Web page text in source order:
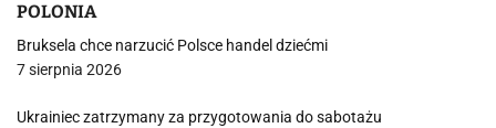
POLONIA
Bruksela chce narzucić Polsce handel dziećmi
7 sierpnia 2026
Ukrainiec zatrzymany za przygotowania do sabotażu